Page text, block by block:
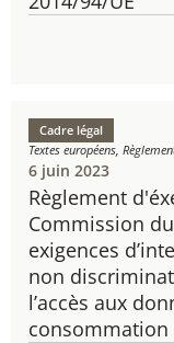
Règlement
Commission
exigences
non
l’accès aux
consommation
Cadre légal
Textes européens,
6 juin 2023